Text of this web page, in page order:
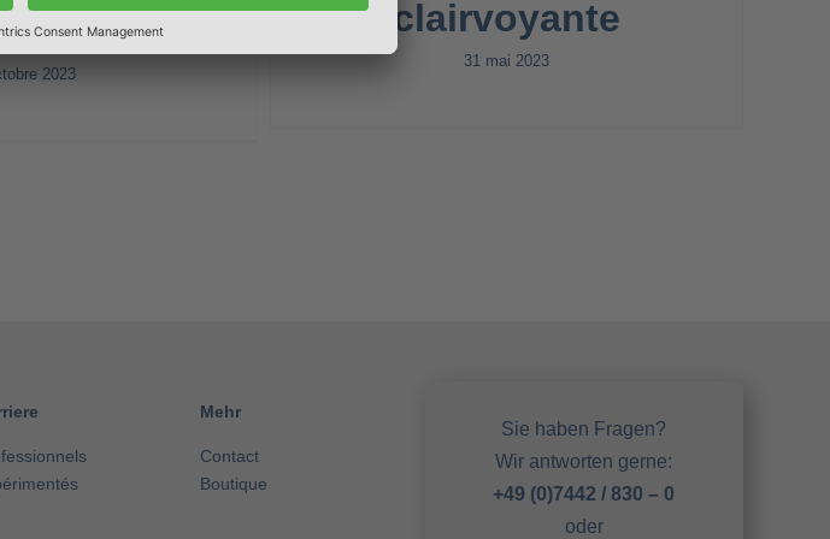
2023
clairvoyante
31 mai 2023
Mehr
Contact
Boutique
Sie haben Fragen?
Wir antworten gerne:
+49 (0)7442 / 830 – 0
oder